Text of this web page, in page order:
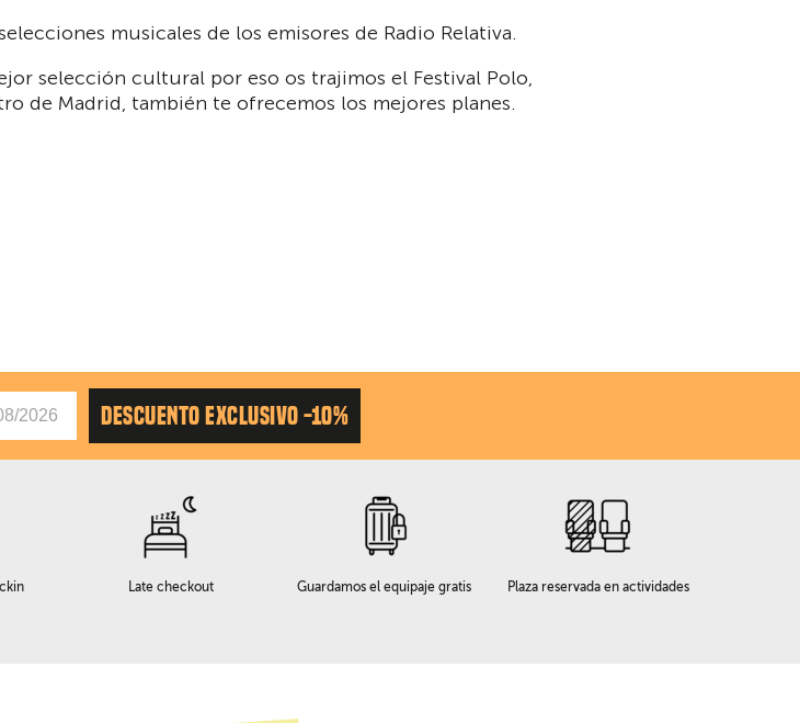
musicales de los emisores de Radio Relativa.
selección cultural por eso os trajimos el Festival Polo,
de Madrid, también te ofrecemos los mejores planes.
DESCUENTO EXCLUSIVO -10%
Late checkout Guardamos el equipaje gratis Plaza reservada en actividades